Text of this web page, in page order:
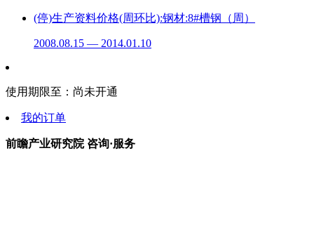
(停)生产资料价格(周环比):钢材:8#槽钢（周）
2008.08.15 — 2014.01.10
使用期限至： 尚未开通
我的订单
前瞻产业研究院 咨询·服务